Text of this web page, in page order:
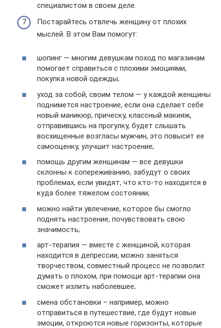
специалистом в своем деле.
Постарайтесь отвлечь женщину от плохих
мыслей. В этом Вам помогут:
шопинг — многим девушкам поход по магазинам
помогает справиться с плохими эмоциями,
покупка новой одежды;
уход за собой, своим телом — у каждой женщины
поднимется настроение, если она сделает себе
новый маникюр, прическу, классный макияж,
отправившись на прогулку, будет слышать
восхищенные возгласы мужчин, это повысит ее
самооценку, улучшит настроение;
помощь другим женщинам — все девушки
склонны к сопереживанию, забудут о своих
проблемах, если увидят, что кто-то находится в
куда более тяжелом состоянии;
можно найти увлечение, которое бы смогло
поднять настроение, почувствовать свою
значимость;
арт-терапия — вместе с женщиной, которая
находится в депрессии, можно заняться
творчеством, совместный процесс не позволит
думать о плохом, при помощи арт-терапии она
сможет излить наболевшее;
смена обстановки – например, можно
отправиться в путешествие, где будут новые
эмоции, откроются новые горизонты, которые